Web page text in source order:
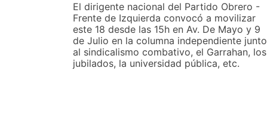
El dirigente nacional del Partido Obrero -
Frente de Izquierda convocó a movilizar
este 18 desde las 15h en Av. De Mayo y 9
de Julio en la columna independiente junto
al sindicalismo combativo, el Garrahan, los
jubilados, la universidad pública, etc.